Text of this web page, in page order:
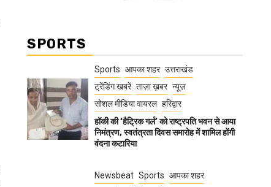
SPORTS
Sports आपका शहर उत्तराखंड
ट्रेंडिंग खबरें ताज़ा ख़बर न्यूज़
सोशल मीडिया वायरल हरिद्वार
हॉकी की ‘हैट्रिक गर्ल’ को राष्ट्रपति भवन से आया
निमंत्रण, स्वतंत्रता दिवस समारोह में शामिल होंगी
वंदना कटारिया
Newsbeat Sports आपका शहर